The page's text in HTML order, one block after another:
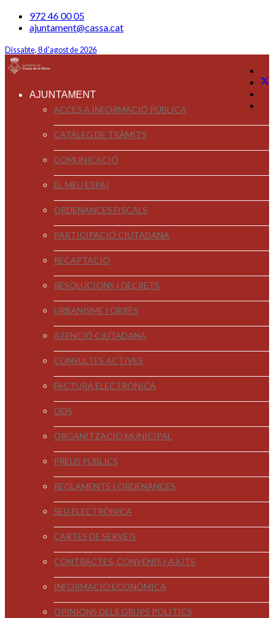
972 46 00 05
ajuntament@cassa.cat
Dissabte, 8 d'agost de 2026
AJUNTAMENT
ACCÉS A INFORMACIÓ PÚBLICA
CATÀLEG DE TRÀMITS
COMUNICACIÓ
EL MEU ESPAI
ORDENANCES FISCALS
PARTICIPACIÓ CIUTADANA
RECAPTACIÓ
RESOLUCIONS I DECRETS
URBANISME I OBRES
ATENCIÓ CIUTADANA
CONSULTES ACTIVES
FACTURA ELECTRÒNICA
ODS
ORGANITZACIÓ MUNICIPAL
PREUS PÚBLICS
REGLAMENTS I ORDENANCES
SEU ELECTRÒNICA
CARTES DE SERVEIS
CONTRACTES, CONVENIS I AJUTS
INFORMACIÓ ECONÒMICA
OPINIONS DELS GRUPS POLÍTICS